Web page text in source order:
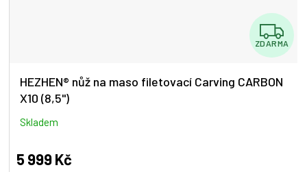
Z
D
ZDARMA
HEZHEN® nůž na maso filetovací Carving CARBON
X10 (8,5")
Skladem
5 999 Kč